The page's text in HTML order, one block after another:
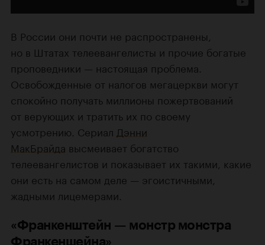
В России они почти не распространены,
но в Штатах телеевангелисты и прочие богатые
проповедники — настоящая проблема.
Освобожденные от налогов мегацеркви могут
спокойно получать миллионы пожертвований
от верующих и тратить их по своему
усмотрению. Сериал Дэнни
МакБрайда высмеивает богатство
телеевангелистов и показывает их такими, какие
они есть на самом деле — эгоистичными,
жадными лицемерами.
«Франкенштейн — монстр монстра
Франкеншейна»